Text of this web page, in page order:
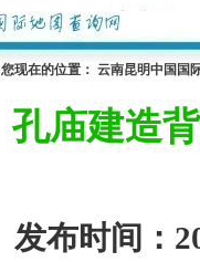
您现在的位置： 云南昆明中国国
孔庙建造
发布时间：